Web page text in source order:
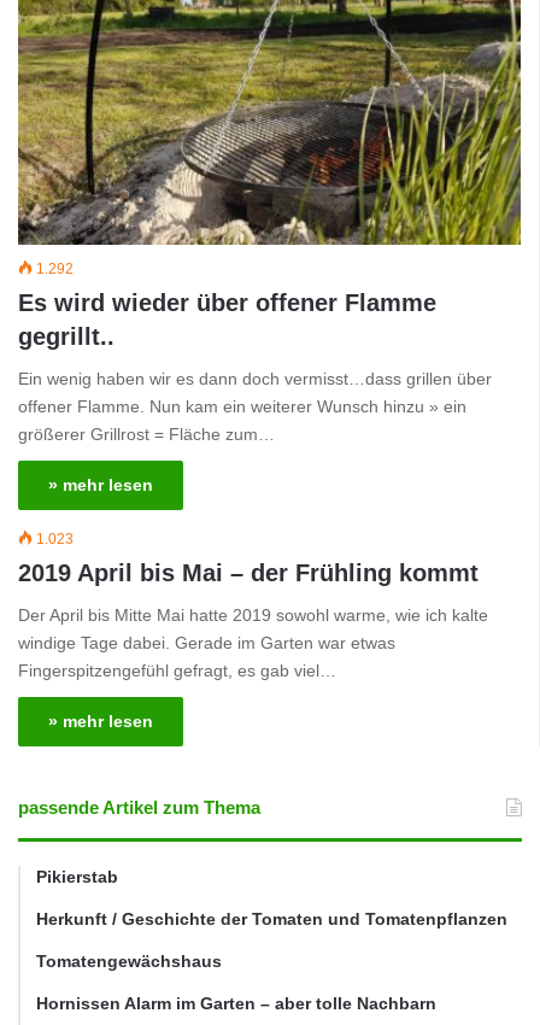
1.292
Es wird wieder über offener Flamme
gegrillt..
Ein wenig haben wir es dann doch vermisst…dass grillen über
offener Flamme. Nun kam ein weiterer Wunsch hinzu » ein
größerer Grillrost = Fläche zum…
» mehr lesen
1.023
2019 April bis Mai – der Frühling kommt
Der April bis Mitte Mai hatte 2019 sowohl warme, wie ich kalte
windige Tage dabei. Gerade im Garten war etwas
Fingerspitzengefühl gefragt, es gab viel…
» mehr lesen
passende Artikel zum Thema
Pikierstab
Herkunft / Geschichte der Tomaten und Tomatenpflanzen
Tomatengewächshaus
Hornissen Alarm im Garten – aber tolle Nachbarn